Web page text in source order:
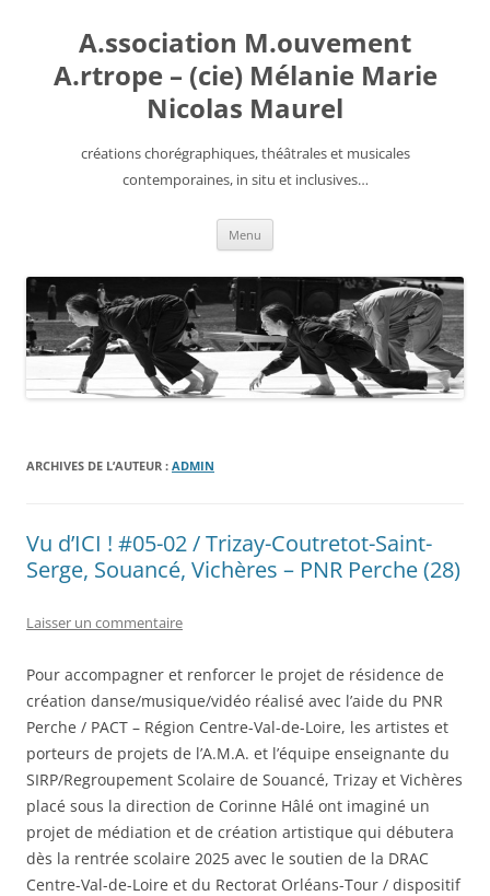
contenuA.ssociation M.ouvement
A.rtrope – (cie) Mélanie Marie
Nicolas Maurel
créations chorégraphiques, théâtrales et musicales
contemporaines, in situ et inclusives…
Menu
ARCHIVES DE L’AUTEUR : ADMIN
Vu d’ICI ! #05-02 / Trizay-Coutretot-Saint-
Serge, Souancé, Vichères – PNR Perche (28)
Laisser un commentaire
Pour accompagner et renforcer le projet de résidence de
création danse/musique/vidéo réalisé avec l’aide du PNR
Perche / PACT – Région Centre-Val-de-Loire, les artistes et
porteurs de projets de l’A.M.A. et l’équipe enseignante du
SIRP/Regroupement Scolaire de Souancé, Trizay et Vichères
placé sous la direction de Corinne Hâlé ont imaginé un
projet de médiation et de création artistique qui débutera
dès la rentrée scolaire 2025 avec le soutien de la DRAC
Centre-Val-de-Loire et du Rectorat Orléans-Tour / dispositif